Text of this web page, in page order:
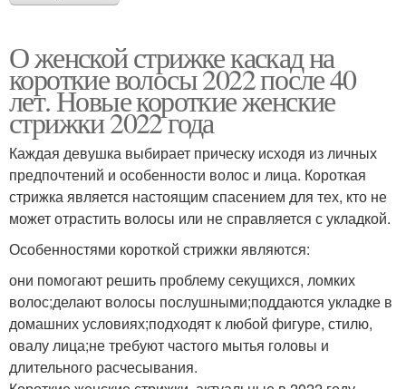
О женской стрижке каскад на
короткие волосы 2022 после 40
лет. Новые короткие женские
стрижки 2022 года
Каждая девушка выбирает прическу исходя из личных
предпочтений и особенности волос и лица. Короткая
стрижка является настоящим спасением для тех, кто не
может отрастить волосы или не справляется с укладкой.
Особенностями короткой стрижки являются:
они помогают решить проблему секущихся, ломких
волос;делают волосы послушными;поддаются укладке в
домашних условиях;подходят к любой фигуре, стилю,
овалу лица;не требуют частого мытья головы и
длительного расчесывания.